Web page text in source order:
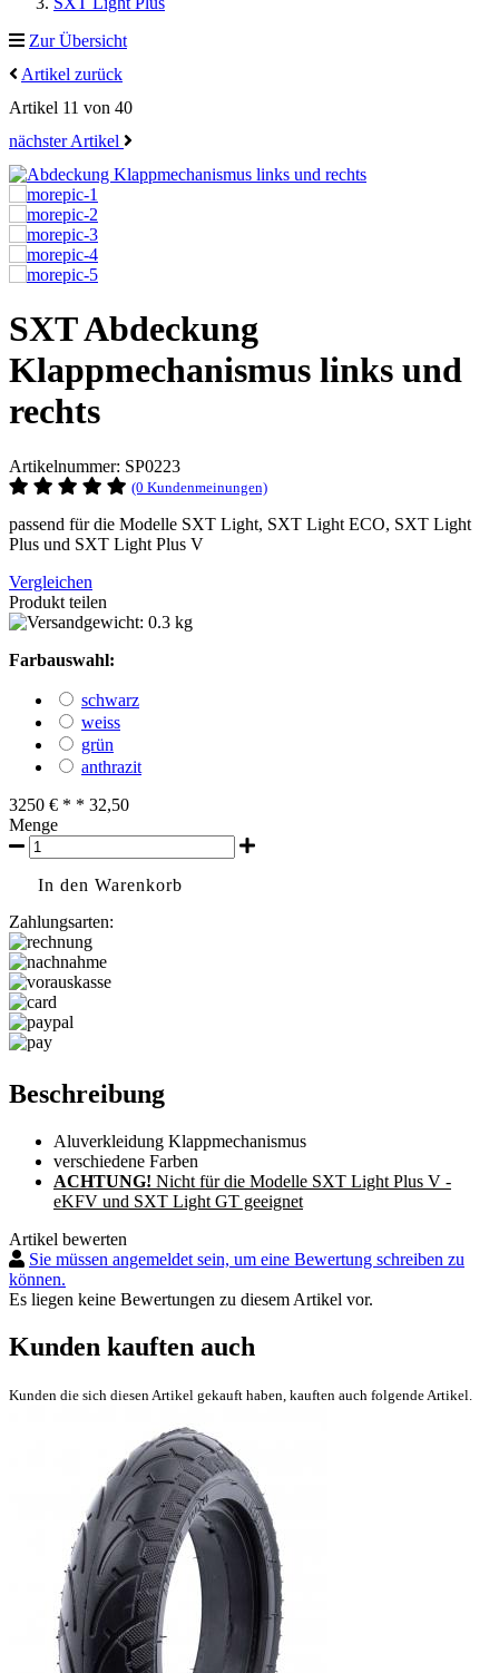
Zur Übersicht
Artikel zurück
Artikel 11 von 40
nächster Artikel
SXTAbdeckung
Klappmechanismus links und
rechts
Artikelnummer: SP0223
(0 Kundenmeinungen)
passend für die Modelle SXT Light, SXT Light ECO, SXT Light
Plus und SXT Light Plus V
Vergleichen
Produkt teilen
0.3 kg
Farbauswahl:
schwarz
weiss
grün
anthrazit
3250 € * * 32,50
Menge
In den Warenkorb
Zahlungsarten:
Beschreibung
Aluverkleidung Klappmechanismus
verschiedene Farben
ACHTUNG! Nicht für die Modelle SXT Light Plus V -
eKFV und SXT Light GT geeignet
Artikel bewerten
Sie müssen angemeldet sein, um eine Bewertung schreiben zu
können.
Es liegen keine Bewertungen zu diesem Artikel vor.
Kunden kauften auch
Kunden die sich diesen Artikel gekauft haben, kauften auch folgende Artikel.